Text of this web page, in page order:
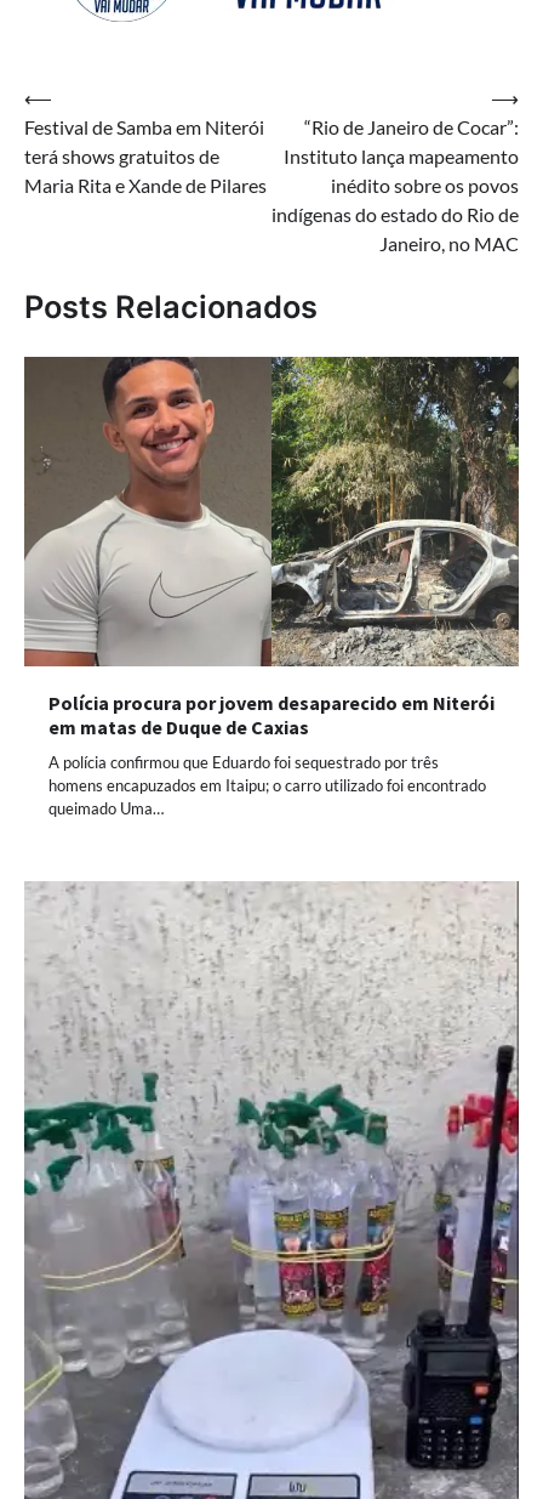
Navegação
de
Post
⟵
Festival de Samba em Niterói
terá shows gratuitos de
Maria Rita e Xande de Pilares
“Rio de Janeiro de Cocar”:
Instituto lança mapeamento
inédito sobre os povos
indígenas do estado do Rio de
Janeiro, no MAC
⟶
Posts Relacionados
Polícia procura por jovem desaparecido em Niterói
em matas de Duque de Caxias
A polícia confirmou que Eduardo foi sequestrado por três
homens encapuzados em Itaipu; o carro utilizado foi encontrado
queimado Uma…